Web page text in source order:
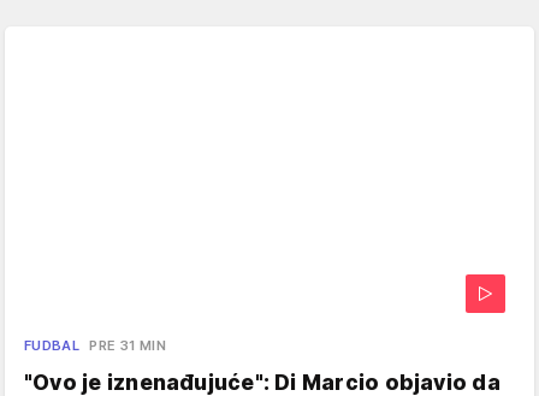
FUDBAL PRE 31 MIN
"Ovo je iznenađujuće": Di Marcio objavio da